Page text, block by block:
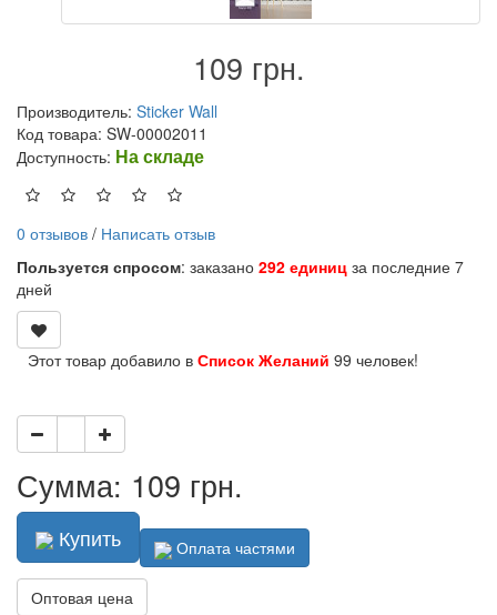
109 грн.
Производитель: Sticker Wall
Код товара: SW-00002011
Доступность: На складе
0 отзывов / Написать отзыв
Пользуется спросом: заказано 292 единиц за последние 7
дней
Этот товар добавило в Список Желаний 99 человек!
Сумма: 109 грн.
Купить Оплата частями
Оптовая цена